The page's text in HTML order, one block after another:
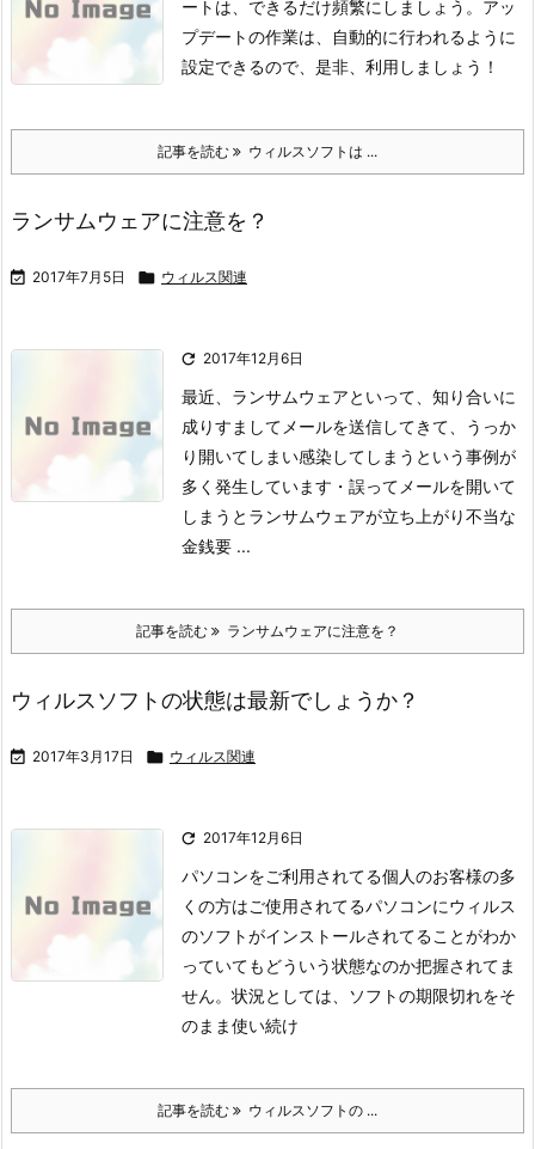
ートは、できるだけ頻繁にしましょう。 アッ
プデートの作業は、自動的に行われるように
設定できるので、是非、利用しましょう！
記事を読む ウィルスソフトは ...
ランサムウェアに注意を？
 2017年7月5日  ウィルス関連
 2017年12月6日
最近、ランサムウェアといって、知り合いに
成りすましてメールを送信してきて、うっか
り開いてしまい感染してしまうという事例が
多く発生しています・ 誤ってメールを開いて
しまうとランサムウェアが立ち上がり不当な
金銭要 ...
記事を読む ランサムウェアに注意を？
ウィルスソフトの状態は最新でしょうか？
 2017年3月17日  ウィルス関連
 2017年12月6日
パソコンをご利用されてる個人のお客様の多
くの方はご使用されてるパソコンにウィルス
のソフトがインストールされてることがわか
っていてもどういう状態なのか把握されてま
せん。 状況としては、ソフトの期限切れをそ
のまま使い続け
記事を読む ウィルスソフトの ...